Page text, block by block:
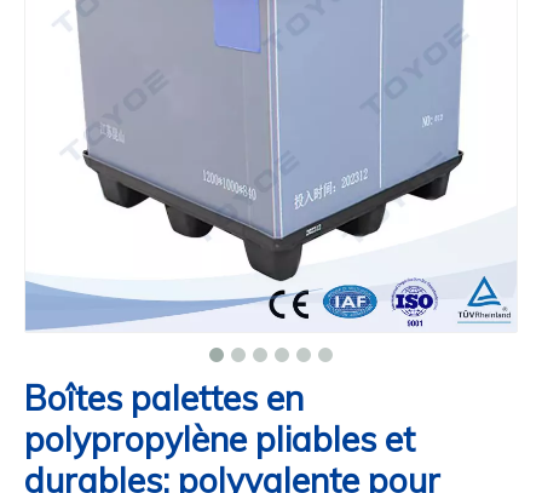
Boîtes palettes en
polypropylène pliables et
durables: polyvalente pour